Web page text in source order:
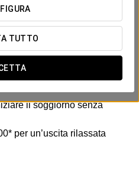
TUTTO
adattarsi alla tua agenda.
creato questa esperienza
e comodità. Senza
il soggiorno senza
per un’uscita rilassata